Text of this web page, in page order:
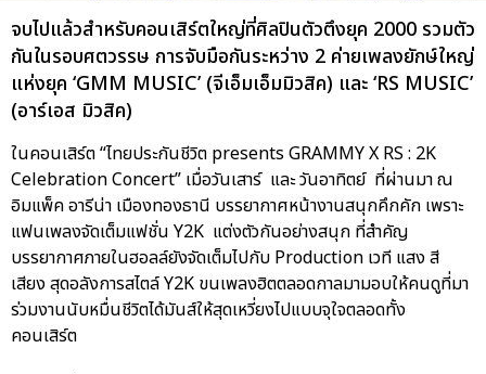
จบไปแล้วสำหรับคอนเสิร์ตใหญ่ที่ศิลปินตัวตึงยุค 2000 รวมตัว
กันในรอบศตวรรษ การจับมือกันระหว่าง 2 ค่ายเพลงยักษ์ใหญ่
แห่งยุค ‘GMM MUSIC’ (จีเอ็มเอ็มมิวสิค) และ ‘RS MUSIC’
(อาร์เอส มิวสิค)
ในคอนเสิร์ต “ไทยประกันชีวิต presents GRAMMY X RS : 2K
Celebration Concert” เมื่อวันเสาร์ และ วันอาทิตย์ ที่ผ่านมา ณ
อิมแพ็ค อารีน่า เมืองทองธานี บรรยากาศหน้างานสนุกคึกคัก เพราะ
แฟนเพลงจัดเต็มแฟชั่น Y2K แต่งตัวกันอย่างสนุก ที่สำคัญ
บรรยากาศภายในฮอลล์ยังจัดเต็มไปกับ Production เวที แสง สี
เสียง สุดอลังการสไตล์ Y2K ขนเพลงฮิตตลอดกาลมามอบให้คนดูที่มา
ร่วมงานนับหมื่นชีวิตได้มันส์ให้สุดเหวี่ยงไปแบบจุใจตลอดทั้ง
คอนเสิร์ต